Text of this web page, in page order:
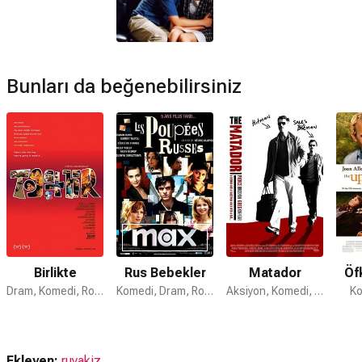
Bunları da beğenebilirsiniz
Birlikte
Dram, Komedi, Romantik
Rus Bebekler
Komedi, Dram, Romantik
Matador
Aksiyon, Komedi, Suç